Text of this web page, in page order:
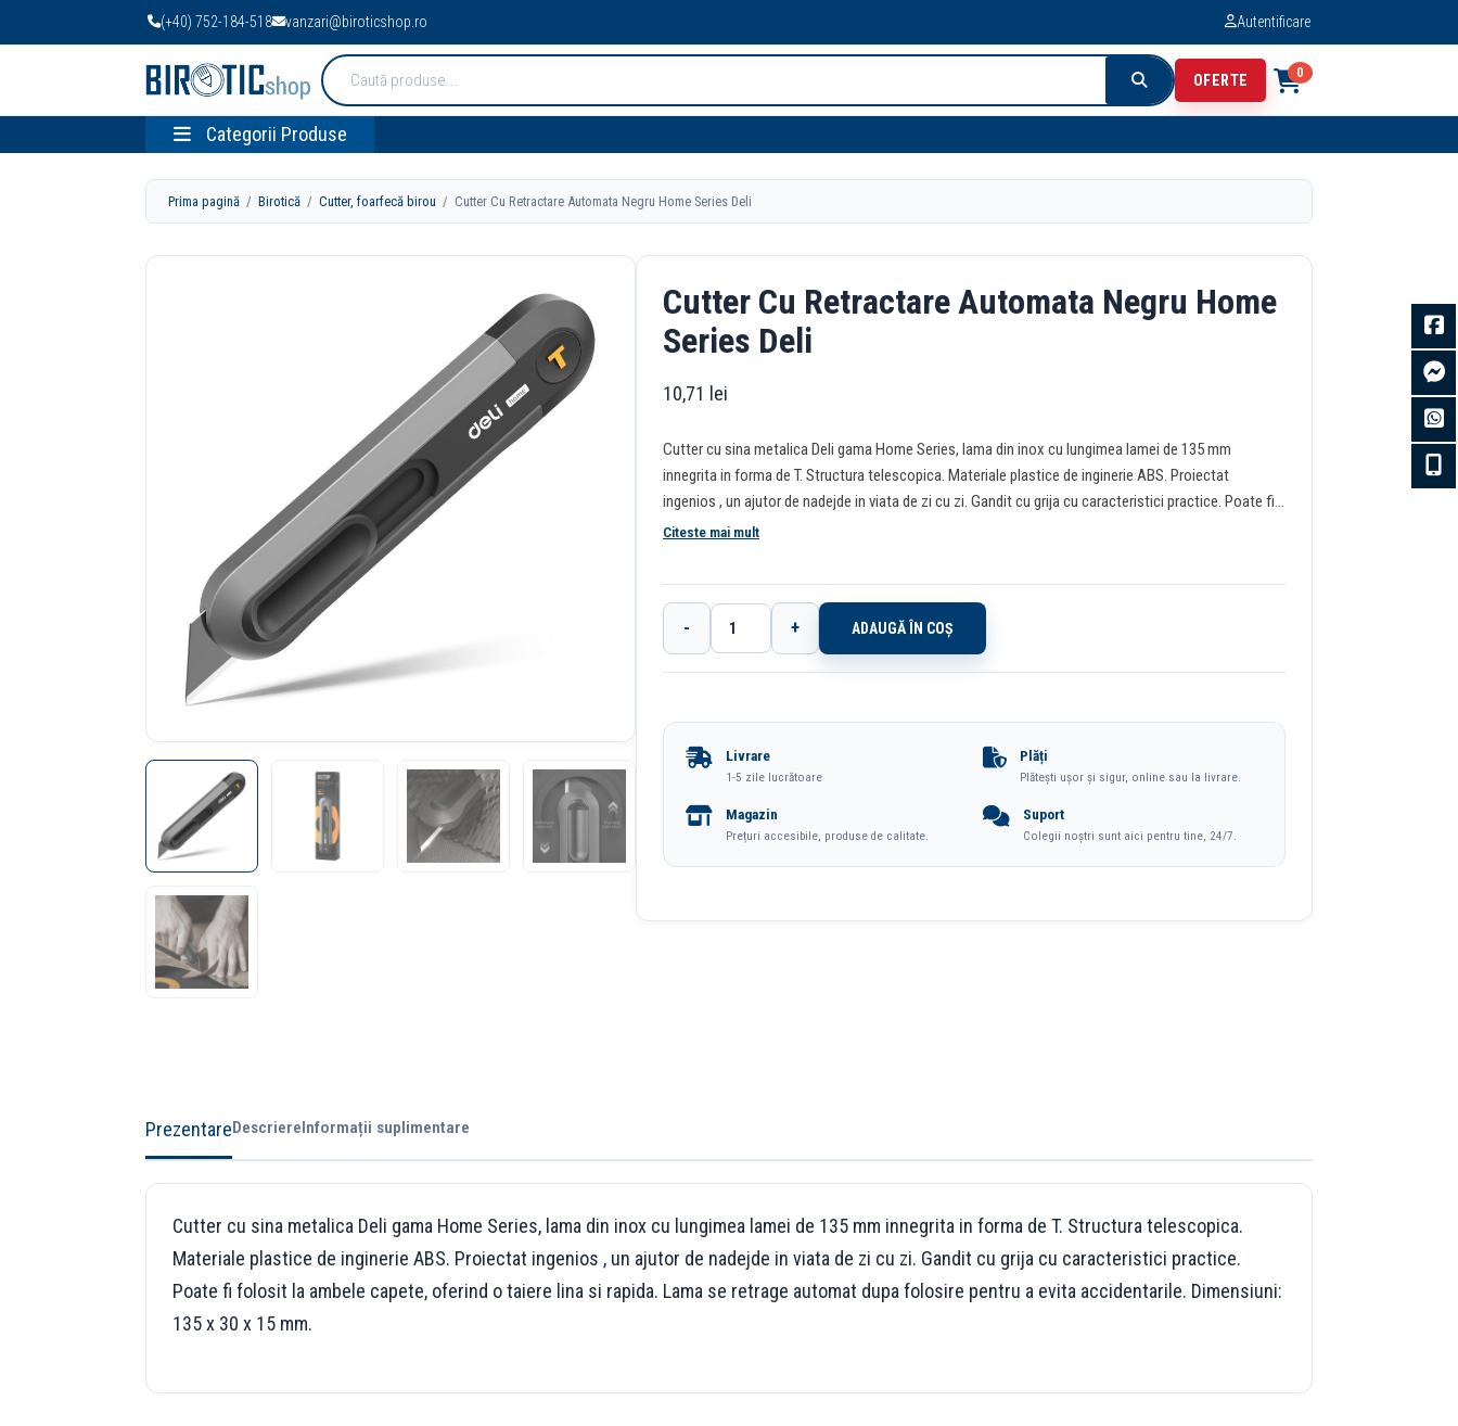
(+40) 752-184-518 vanzari@biroticshop.ro Autentificare
Cauta
produse:
OFERTE 0
Categorii Produse
Prima pagină /Birotică /Cutter, foarfecă birou / Cutter Cu Retractare Automata Negru Home Series Deli
Cutter Cu Retractare Automata Negru Home
Series Deli
10,71 lei
Cutter cu sina metalica Deli gama Home Series, lama din inox cu lungimea lamei de 135 mm
innegrita in forma de T. Structura telescopica. Materiale plastice de inginerie ABS. Proiectat
ingenios , un ajutor de nadejde in viata de zi cu zi. Gandit cu grija cu caracteristici practice. Poate fi
folosit la ambele capete, oferind o taiere lina si rapida. Lama se retrage automat dupa folosire
Citeste mai mult
Cantitate
Cutter
Retractare
Automata
Negru
Series
- + ADAUGĂ ÎN COȘ
Livrare
1-5 zile lucrătoare
Plăți
Plătești ușor și sigur, online sau la livrare.
Magazin
Prețuri accesibile, produse de calitate.
Suport
Colegii noștri sunt aici pentru tine, 24/7.
PrezentareDescriereInformații suplimentare
Cutter cu sina metalica Deli gama Home Series, lama din inox cu lungimea lamei de 135 mm innegrita in forma de T. Structura telescopica.
Materiale plastice de inginerie ABS. Proiectat ingenios , un ajutor de nadejde in viata de zi cu zi. Gandit cu grija cu caracteristici practice.
Poate fi folosit la ambele capete, oferind o taiere lina si rapida. Lama se retrage automat dupa folosire pentru a evita accidentarile. Dimensiuni:
135 x 30 x 15 mm.